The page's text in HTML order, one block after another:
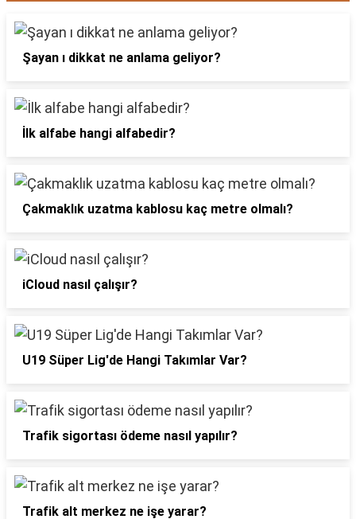
Şayan ı dikkat ne anlama geliyor?
İlk alfabe hangi alfabedir?
Çakmaklık uzatma kablosu kaç metre olmalı?
iCloud nasıl çalışır?
U19 Süper Lig'de Hangi Takımlar Var?
Trafik sigortası ödeme nasıl yapılır?
Trafik alt merkez ne işe yarar?